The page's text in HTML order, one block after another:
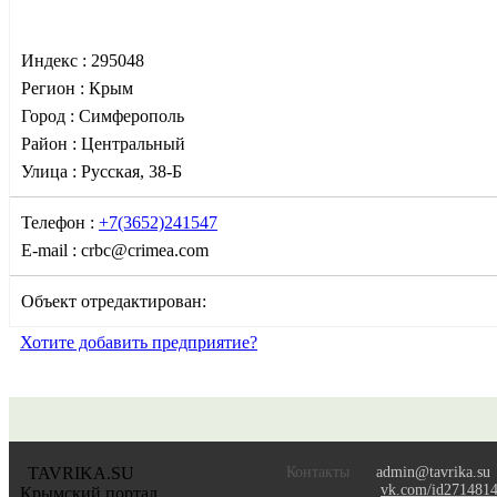
Индекс : 295048
Регион : Крым
Город : Симферополь
Район : Центральный
Улица : Русская, 38-Б
Телефон : +7(3652)241547
E-mail : crbc@crimea.com
Объект отредактирован:
Хотите добавить предприятие?
TAVRIKA.SU
Крымский портал
Контакты
admin@tavrika.su
vk.com/